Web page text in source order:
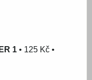
1 • 125 Kč •